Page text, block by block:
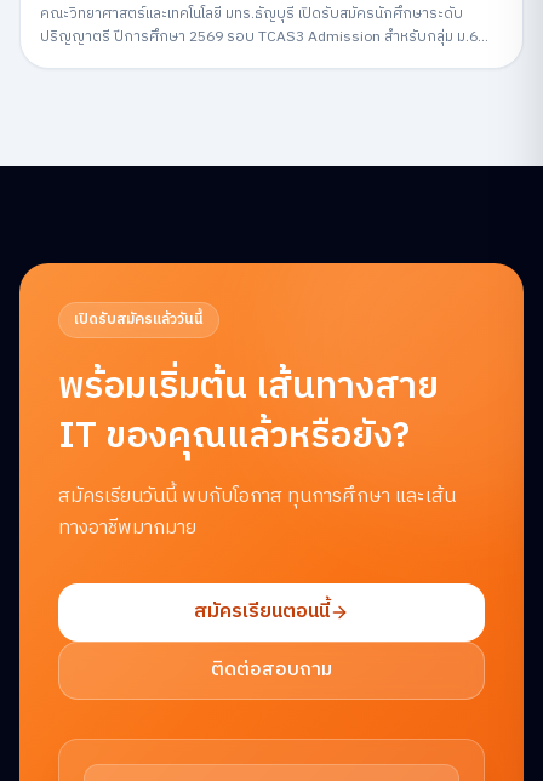
คณะวิทยาศาสตร์และเทคโนโลยี มทร.ธัญบุรี เปิดรับสมัครนักศึกษาระดับ
ปริญญาตรี ปีการศึกษา 2569 รอบ TCAS3 Admission สำหรับกลุ่ม ม.6
เปิดรับสมัครแล้ววันนี้
พร้อมเริ่มต้น เส้นทางสาย
IT ของคุณแล้วหรือยัง?
สมัครเรียนวันนี้ พบกับโอกาส ทุนการศึกษา และเส้น
ทางอาชีพมากมาย
สมัครเรียนตอนนี้
ติดต่อสอบถาม